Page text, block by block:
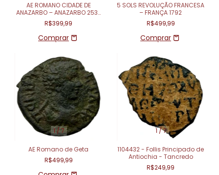
AE ROMANO CIDADE DE
ANAZARBO – ANAZARBO 253-
254
R$399,99
5 SOLS REVOLUÇÃO FRANCESA
– FRANÇA 1792
R$499,99
1/7
AE Romano de Geta
R$499,99
1/7
1104432 - Follis Principado de
Antiochia - Tancredo
R$249,99